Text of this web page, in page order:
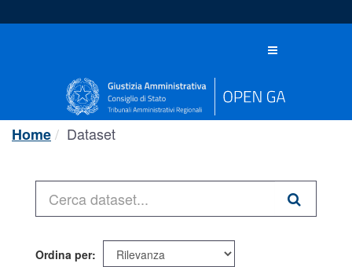
al
Toggle
Home Dataset
Ordina per